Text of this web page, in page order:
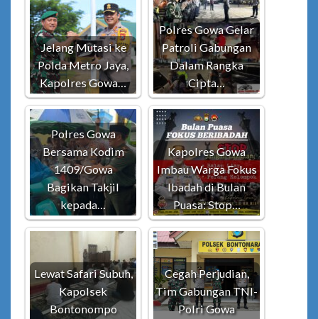
Jelang Mutasi ke
Polda Metro Jaya,
Kapolres Gowa…
Polres Gowa Gelar
Patroli Gabungan
Dalam Rangka
Cipta…
Polres Gowa
Bersama Kodim
1409/Gowa
Bagikan Takjil
kepada…
Kapolres Gowa
Imbau Warga Fokus
Ibadah di Bulan
Puasa: Stop…
Lewat Safari Subuh,
Kapolsek
Bontonompo
Cegah Perjudian,
Tim Gabungan TNI-
Polri Gowa